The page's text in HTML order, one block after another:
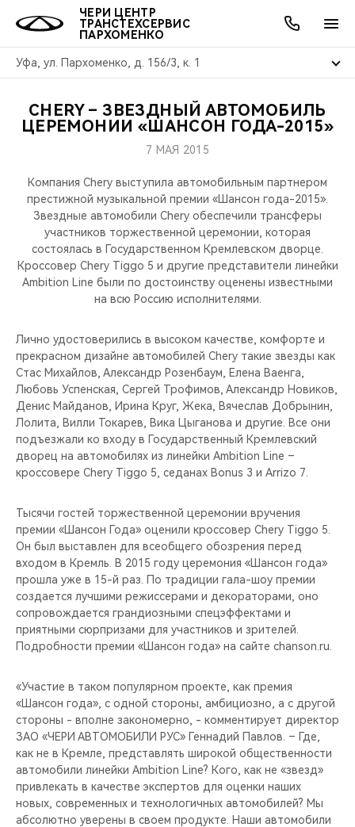
ЧЕРИ ЦЕНТР
ТРАНСТЕХСЕРВИС
ПАРХОМЕНКО
Уфа, ул. Пархоменко, д. 156/3, к. 1
МОДЕЛИ
КРОССОВЕРЫ
СЕДАНЫ
ПОКУПАТЕЛЯМ
КРЕДИТ И СТРАХОВАНИЕ
ВЛАДЕЛЬЦАМ
ЗАПЧАСТИ И АКСЕССУАРЫ
ПОДДЕРЖКА
CHERY CONNECT
МИР CHERY
О БРЕНДЕ
CHERY В СОЦСЕТЯХ
ЛЮДИ CHERY
CHERY REMOTE
НАШИ МЕРОПРИЯТИЯ
ВИДЕООБЗОРЫ
CHERY ДЛЯ ДЕТЕЙ
АКЦИИ
ОНЛАЙН СЕРВИСЫ
КРЕДИТ
О КОМПАНИИ
МЫ В СОЦСЕТЯХ
CHERY – ЗВЕЗДНЫЙ АВТОМОБИЛЬ
ЦЕРЕМОНИИ «ШАНСОН ГОДА-2015»
7 МАЯ 2015
Компания Сhery выступила автомобильным партнером
престижной музыкальной премии «Шансон года-2015».
Звездные автомобили Chery обеспечили трансферы
участников торжественной церемонии, которая
состоялась в Государственном Кремлевском дворце.
Кроссовер Chery Tiggo 5 и другие представители линейки
Ambition Line были по достоинству оценены известными
на всю Россию исполнителями.
Лично удостоверились в высоком качестве, комфорте и
прекрасном дизайне автомобилей Chery такие звезды как
Стас Михайлов, Александр Розенбаум, Елена Ваенга,
Любовь Успенская, Сергей Трофимов, Александр Новиков,
Денис Майданов, Ирина Круг, Жека, Вячеслав Добрынин,
Лолита, Вилли Токарев, Вика Цыганова и другие. Все они
подъезжали ко входу в Государственный Кремлевский
дворец на автомобилях из линейки Ambition Line –
кроссовере Chery Tiggo 5, седанах Bonus 3 и Arrizo 7.
Тысячи гостей торжественной церемонии вручения
премии «Шансон Года» оценили кроссовер Chery Tiggo 5.
Он был выставлен для всеобщего обозрения перед
входом в Кремль. В 2015 году церемония «Шансон года»
прошла уже в 15-й раз. По традиции гала-шоу премии
создается лучшими режиссерами и декораторами, оно
сопровождается грандиозными спецэффектами и
приятными сюрпризами для участников и зрителей.
Подробности премии «Шансон года» на сайте chanson.ru.
«Участие в таком популярном проекте, как премия
«Шансон года», с одной стороны, амбициозно, а с другой
стороны - вполне закономерно, - комментирует директор
ЗАО «ЧЕРИ АВТОМОБИЛИ РУС» Геннадий Павлов. – Где,
как не в Кремле, представлять широкой общественности
автомобили линейки Ambition Line? Кого, как не «звезд»
привлекать в качестве экспертов для оценки наших
новых, современных и технологичных автомобилей? Мы
абсолютно уверены в своем продукте. Наши автомобили